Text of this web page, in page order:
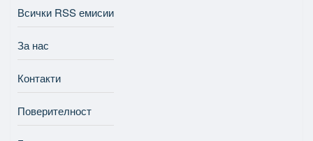
Всички RSS емисии
За нас
Контакти
Поверителност